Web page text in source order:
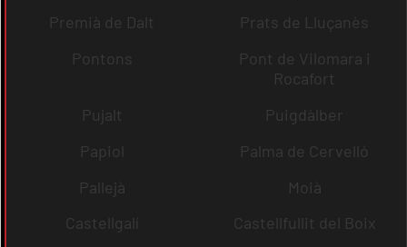
Premià de Dalt
Prats de Lluçanès
Pontons
Pont de Vilomara i
Rocafort
Pujalt
Puigdàlber
Papiol
Palma de Cervelló
Pallejà
Moià
Castellgalí
Castellfullit del Boix